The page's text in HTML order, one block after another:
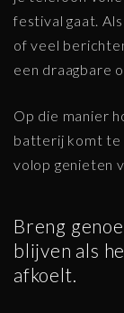
festival gaat.
of veel
een draagbare
Op die manier
batterij komt te
volop genieten
Breng
blijven als
afkoelt.